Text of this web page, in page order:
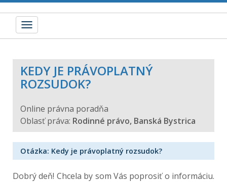
Toggle
navigation
KEDY JE PRÁVOPLATNÝ
ROZSUDOK?
Online právna poradňa
Oblasť práva: Rodinné právo, Banská Bystrica
Otázka: Kedy je právoplatný rozsudok?
Dobrý deň! Chcela by som Vás poprosiť o informáciu.